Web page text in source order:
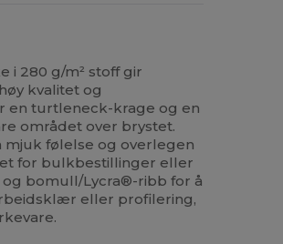
i 280 g/m² stoff gir
kvalitet og
en turtleneck-krage og en
området over brystet.
mjuk følelse og overlegen
for bulkbestillinger eller
bomull/Lycra®-ribb for å
eller profilering,